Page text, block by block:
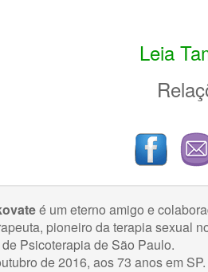
Leia
é um eterno amigo e
pioneiro da terapia sexual
Psicoterapia de São Paulo.
de 2016, aos 73 anos em SP.